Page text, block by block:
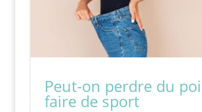
Peut-on perdre du
faire de sport